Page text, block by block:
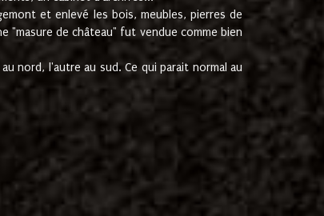
et enlevé les bois, meubles, pierres de
de château" fut vendue comme bien
nord, l'autre au sud. Ce qui parait normal au